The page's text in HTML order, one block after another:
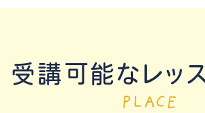
受講可能なレッ
PLACE